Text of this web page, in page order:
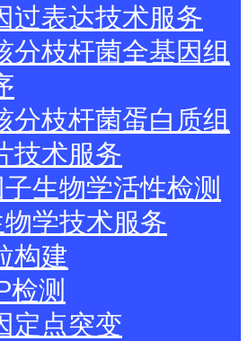
过表达技术服务
分枝杆菌全基因组
分枝杆菌蛋白质组
技术服务
生物学活性检测
学技术服务
构建
检测
定点突变